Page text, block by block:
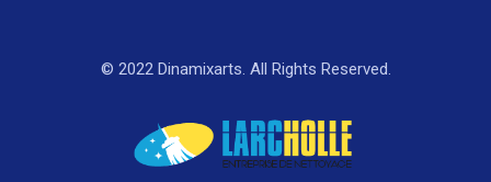
© 2022 Dinamixarts. All Rights Reserved.